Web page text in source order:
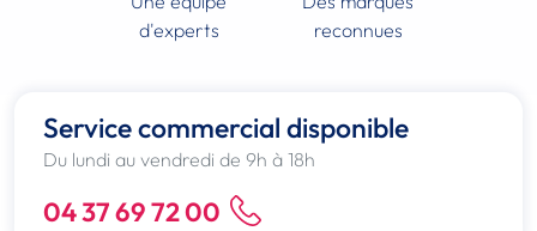
d'experts
reconnues
Service commercial disponible
Du lundi au vendredi de 9h à 18h
04 37 69 72 00